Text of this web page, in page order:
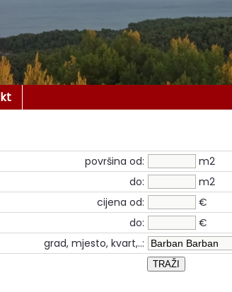
površina od:
m2
do:
m2
cijena od:
€
do:
€
grad, mjesto, kvart,..: